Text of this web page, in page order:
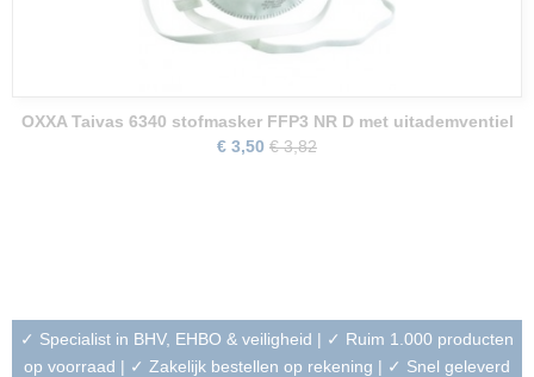
OXXA Taivas 6340 stofmasker FFP3 NR D met uitademventiel
€ 3,50 € 3,82
✓ Specialist in BHV, EHBO & veiligheid | ✓ Ruim 1.000 producten
op voorraad | ✓ Zakelijk bestellen op rekening | ✓ Snel geleverd